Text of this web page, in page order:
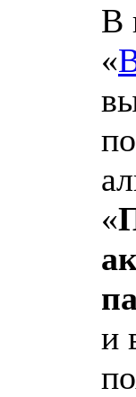
В
«
«
и